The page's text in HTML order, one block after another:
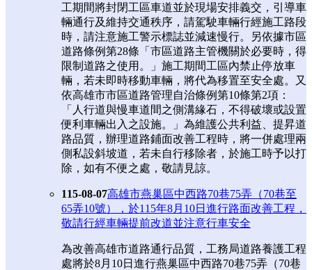
工期間將封閉工區車道並於現場安排義交，引導車
輛通行及維持交通秩序，請駕駛車輛行經施工路段
時，請注意施工警示標誌並減速慢行。另依據市區
道路條例第28條「市區道路主管機關於必要時，得
限制道路之使用。」施工期間工區內禁止停放車
輛，若未即時移動車輛，將代為移置至安全處。又
依高雄市市區道路管理自治條例第10條第2項：
「人行道與慢車道間之側溝緣石，不得破壞或設置
便利車輛出入之設施。」為維護公共利益、提昇道
路品質，辦理道路鋪面改善工程時，將一併處理兩
側私設斜坡道，若未自行移除者，於施工時予以打
除，如有不便之處，敬請見諒。
115-08-07高雄市燕巢區中西路70巷75弄（70巷至
65弄10號），於115年8月10日進行路面改善工程，
敬請行經車輛提前改道並注意行車安全
為改善高雄市道路通行品質，工務局道路養護工程
處將於8月10日進行燕巢區中西路70巷75弄（70巷